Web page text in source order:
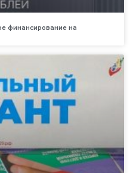
финансирование на